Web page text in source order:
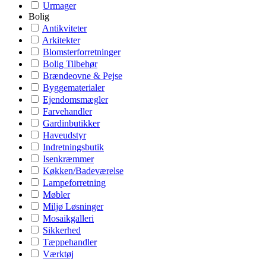
Urmager
Bolig
Antikviteter
Arkitekter
Blomsterforretninger
Bolig Tilbehør
Brændeovne & Pejse
Byggematerialer
Ejendomsmægler
Farvehandler
Gardinbutikker
Haveudstyr
Indretningsbutik
Isenkræmmer
Køkken/Badeværelse
Lampeforretning
Møbler
Miljø Løsninger
Mosaikgalleri
Sikkerhed
Tæppehandler
Værktøj